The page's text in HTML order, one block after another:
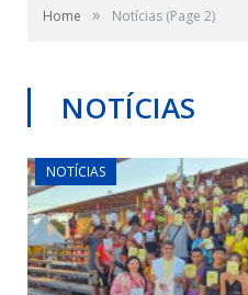
Home » Notícias (Page 2)
NOTÍCIAS
NOTÍCIAS